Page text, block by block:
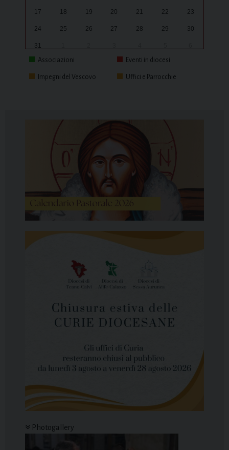
17 18 19 20 21 22 23
24 25 26 27 28 29 30
31
Associazioni
Eventi in diocesi
Impegni del Vescovo Uffici e Parrocchie
Photogallery